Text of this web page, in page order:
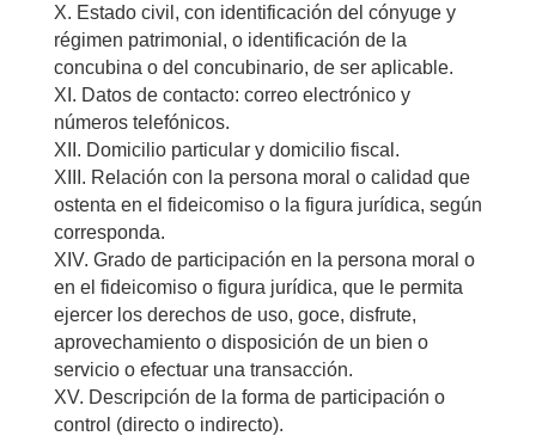
X. Estado civil, con identificación del cónyuge y
régimen patrimonial, o identificación de la
concubina o del concubinario, de ser aplicable.
XI. Datos de contacto: correo electrónico y
números telefónicos.
XII. Domicilio particular y domicilio fiscal.
XIII. Relación con la persona moral o calidad que
ostenta en el fideicomiso o la figura jurídica, según
corresponda.
XIV. Grado de participación en la persona moral o
en el fideicomiso o figura jurídica, que le permita
ejercer los derechos de uso, goce, disfrute,
aprovechamiento o disposición de un bien o
servicio o efectuar una transacción.
XV. Descripción de la forma de participación o
control (directo o indirecto).